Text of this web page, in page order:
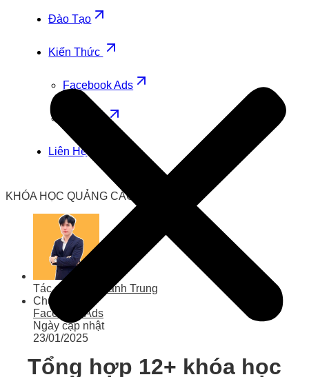
Đào Tạo
Kiến Thức
Facebook Ads
Zalo Ads
Liên Hệ
KHÓA HỌC QUẢNG CÁO FACEBOOK
Tác giả
Lưu Thành Trung
Chuyên mục
Facebook Ads
Ngày cập nhật
23/01/2025
Tổng hợp 12+ khóa học